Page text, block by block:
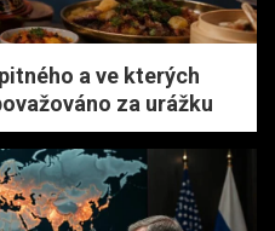
a ve kterých
za urážku